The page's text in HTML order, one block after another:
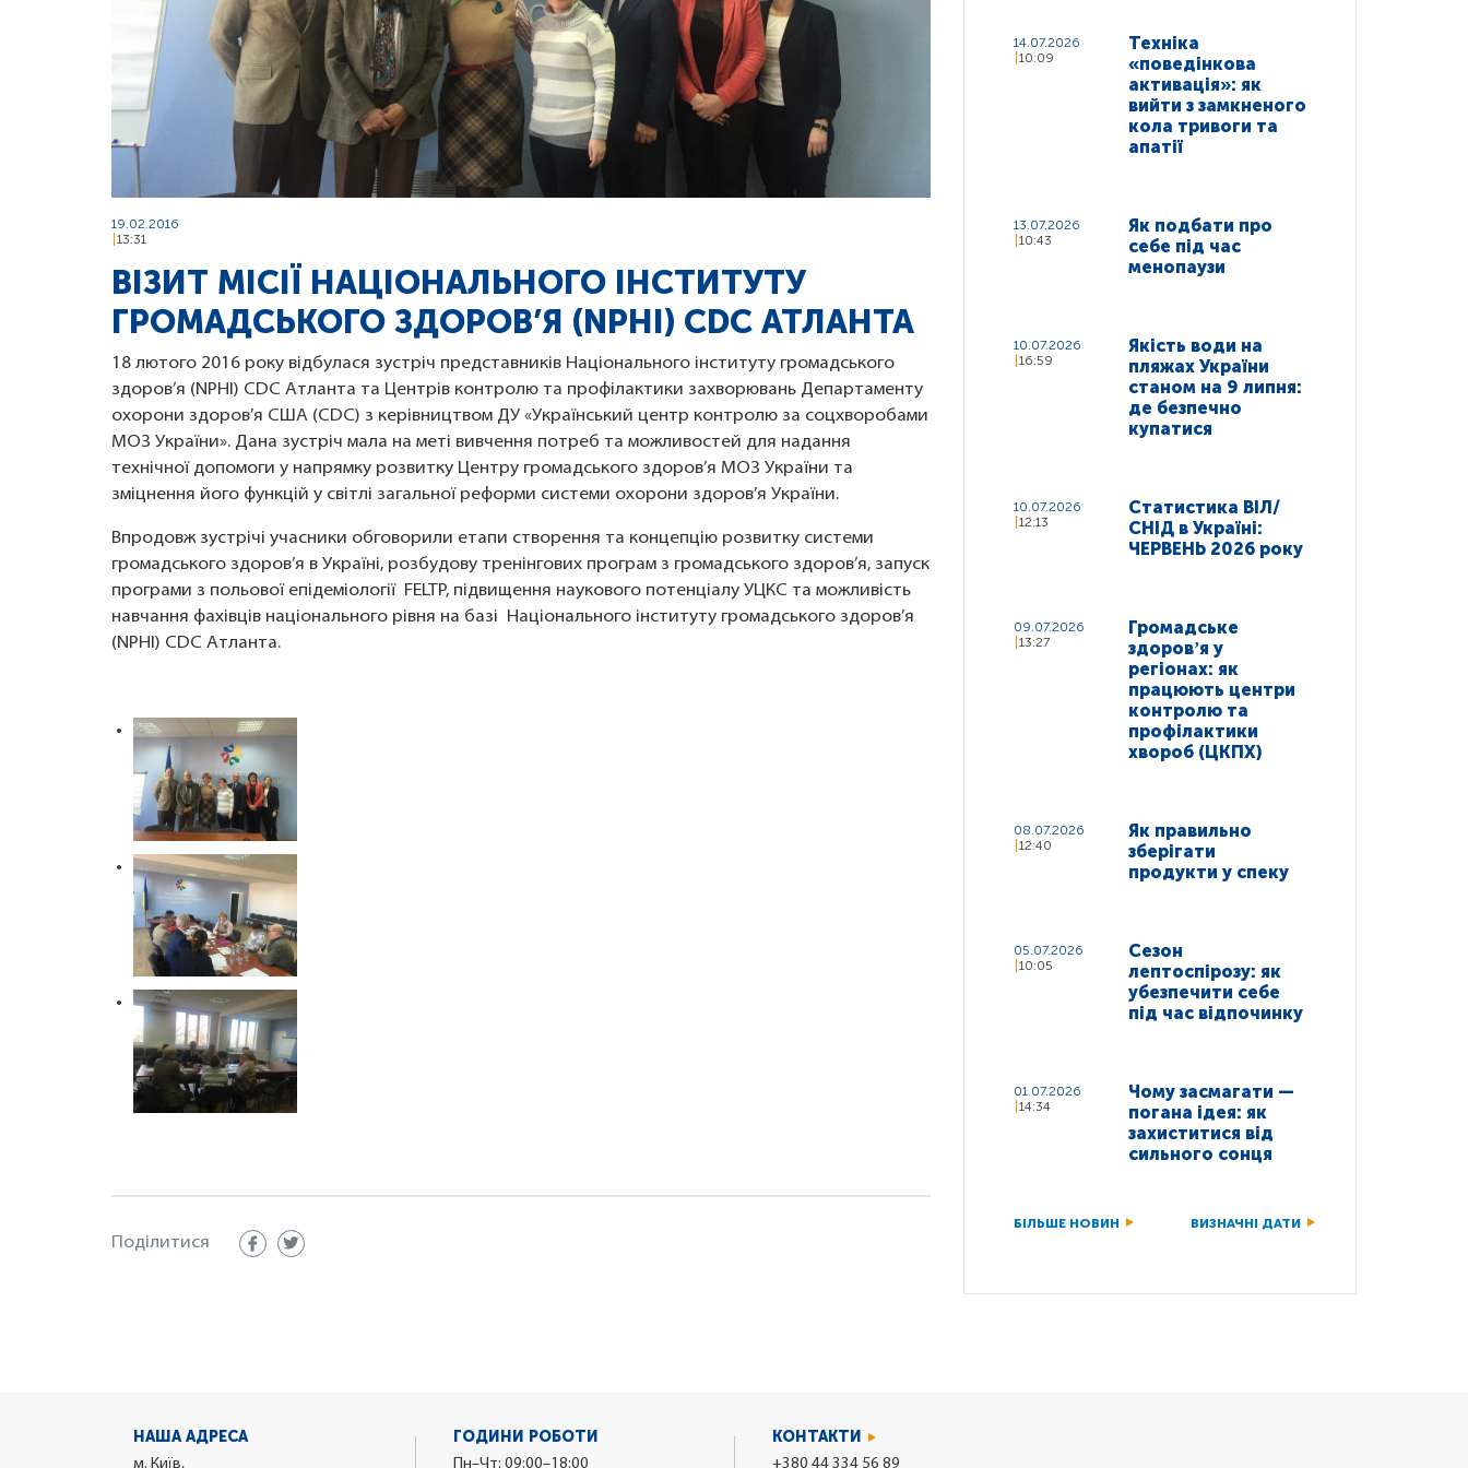
19.02.2016
13:31
ВІЗИТ МІСІЇ НАЦІОНАЛЬНОГО ІНСТИТУТУ
ГРОМАДСЬКОГО ЗДОРОВ’Я (NPHI) СDC АТЛАНТА
18 лютого 2016 року відбулася зустріч представників Національного інституту громадського
здоров’я (NPHI) СDC Атланта та Центрів контролю та профілактики захворювань Департаменту
охорони здоров’я США (CDC) з керівництвом ДУ «Український центр контролю за соцхворобами
МОЗ України». Дана зустріч мала на меті вивчення потреб та можливостей для надання
технічної допомоги у напрямку розвитку Центру громадського здоров’я МОЗ України та
зміцнення його функцій у світлі загальної реформи системи охорони здоров’я України.
Впродовж зустрічі учасники обговорили етапи створення та концепцію розвитку системи
громадського здоров’я в Україні, розбудову тренінгових програм з громадського здоров’я, запуск
програми з польової епідеміології FELTP, підвищення наукового потенціалу УЦКС та можливість
навчання фахівців національного рівня на базі Національного інституту громадського здоров’я
(NPHI) СDC Атланта.
Поділитися
14.07.2026
10:09
Техніка
«поведінкова
активація»: як
вийти з замкненого
кола тривоги та
апатії
13.07.2026
10:43
Як подбати про
себе під час
менопаузи
10.07.2026
16:59
Якість води на
пляжах України
станом на 9 липня:
де безпечно
купатися
10.07.2026
12:13
Статистика ВІЛ/
СНІД в Україні:
ЧЕРВЕНЬ 2026 року
09.07.2026
13:27
Громадське
здоровʼя у
регіонах: як
працюють центри
контролю та
профілактики
хвороб (ЦКПХ)
08.07.2026
12:40
Як правильно
зберігати
продукти у спеку
05.07.2026
10:05
Сезон
лептоспірозу: як
убезпечити себе
під час відпочинку
01.07.2026
14:34
Чому засмагати —
погана ідея: як
захиститися від
сильного сонця
БІЛЬШЕ НОВИН ВИЗНАЧНІ ДАТИ
НАША АДРЕСА
м. Київ,
ГОДИНИ РОБОТИ
Пн–Чт: 09:00–18:00
КОНТАКТИ
+380 44 334 56 89